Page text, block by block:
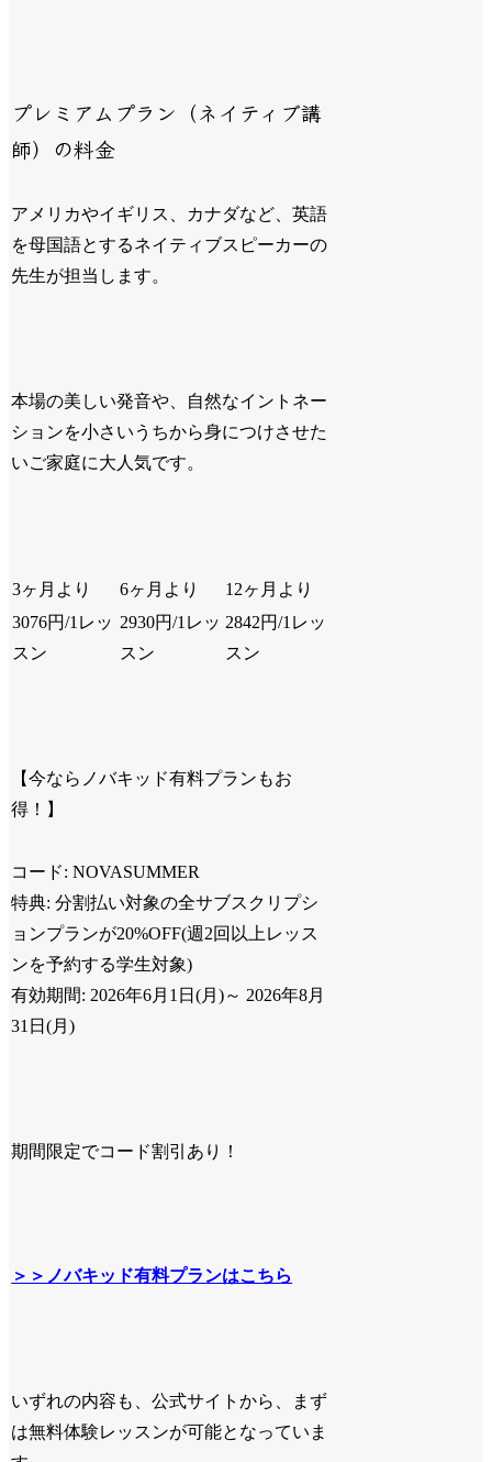
プレミアムプラン（ネイティブ講
師）の料金
アメリカやイギリス、カナダなど、英語
を母国語とするネイティブスピーカーの
先生が担当します。
本場の美しい発音や、自然なイントネー
ションを小さいうちから身につけさせた
いご家庭に大人気です。
3ヶ月より 6ヶ月より
12ヶ月より
3076円/1レッ
スン
2930円/1レッ
スン
2842円/1レッ
スン
【今ならノバキッド有料プランもお
得！】
コード: NOVASUMMER
特典: 分割払い対象の全サブスクリプシ
ョンプランが20%OFF(週2回以上レッス
ンを予約する学生対象)
有効期間: 2026年6月1日(月)～ 2026年8月
31日(月)
期間限定でコード割引あり！
＞＞ノバキッド有料プランはこちら
いずれの内容も、公式サイトから、
まず
は無料体験レッスンが可能となっていま